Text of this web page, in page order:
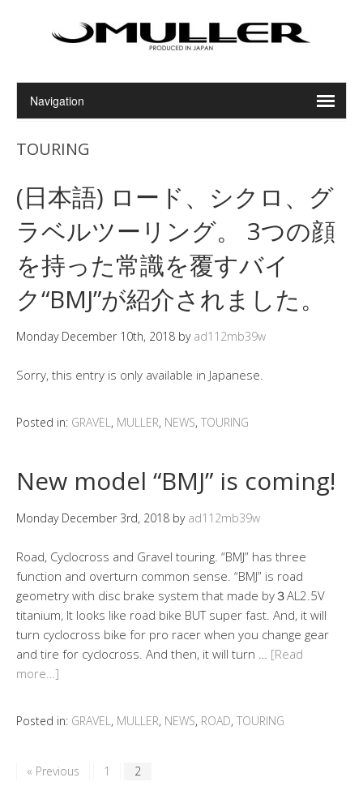
TOURING
(日本語) ロード、シクロ、グ
ラベルツーリング。 3つの顔
を持った常識を覆すバイ
ク“BMJ”が紹介されました。
Monday December 10th, 2018 by ad112mb39w
Sorry, this entry is only available in Japanese.
Posted in: GRAVEL, MULLER, NEWS, TOURING
New model “BMJ” is coming!
Monday December 3rd, 2018 by ad112mb39w
Road, Cyclocross and Gravel touring. “BMJ” has three
function and overturn common sense. “BMJ” is road
geometry with disc brake system that made by３AL2.5V
titanium, It looks like road bike BUT super fast. And, it will
turn cyclocross bike for pro racer when you change gear
and tire for cyclocross. And then, it will turn … [Read
more…]
Posted in: GRAVEL, MULLER, NEWS, ROAD, TOURING
« Previous 1 2